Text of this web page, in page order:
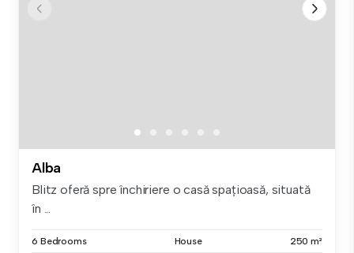
Alba
Blitz oferă spre închiriere o casă spațioasă, situată
în ...
6 Bedrooms House 250 m²